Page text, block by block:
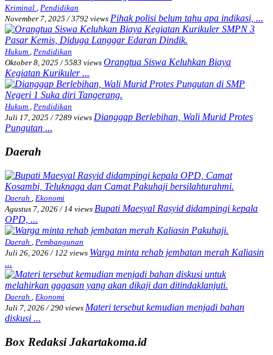
Kriminal , Pendidikan
November 7, 2025 / 3792 views Pihak polisi belum tahu apa indikasi, ...
Hukum , Pendidikan
Oktober 8, 2025 / 5583 views Orangtua Siswa Keluhkan Biaya
Kegiatan Kurikuler ...
Hukum , Pendidikan
Juli 17, 2025 / 7289 views Dianggap Berlebihan, Wali Murid Protes
Pungutan ...
Daerah
Daerah
Ekonomi
Agustus 7, 2026 / 14 views Bupati Maesyal Rasyid didampingi kepala
OPD, ...
Daerah
Pembangunan
Juli 26, 2026 / 122 views Warga minta rehab jembatan merah Kaliasin
...
Daerah
Ekonomi
Juli 7, 2026 / 290 views Materi tersebut kemudian menjadi bahan
diskusi ...
Box Redaksi Jakartakoma.id